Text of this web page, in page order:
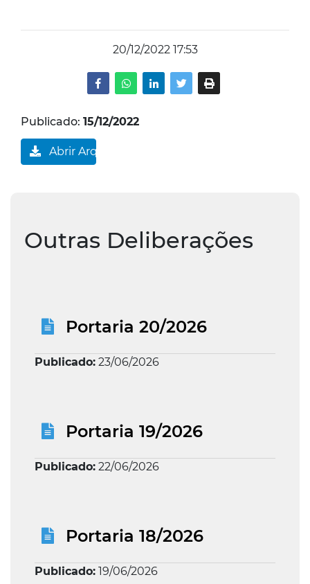
20/12/2022 17:53
Publicado: 15/12/2022
Abrir Arquivo
Outras Deliberações
Portaria 20/2026
Publicado: 23/06/2026
Portaria 19/2026
Publicado: 22/06/2026
Portaria 18/2026
Publicado: 19/06/2026